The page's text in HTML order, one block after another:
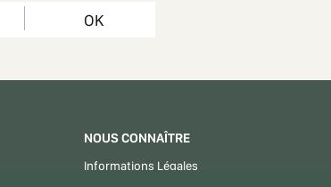
OK
NOUS CONNAÎTRE
Informations Légales